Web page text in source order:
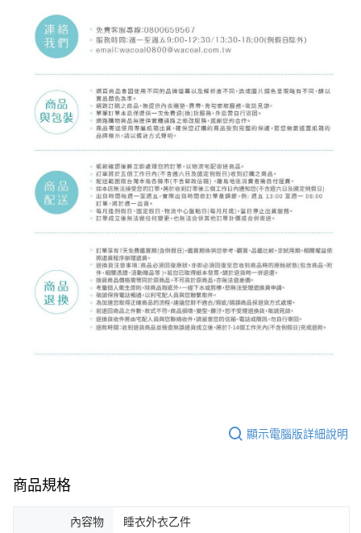
顯示電腦版詳細說明
商品規格
內容物 睡衣外衣乙件